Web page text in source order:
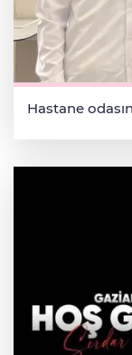
Hastane